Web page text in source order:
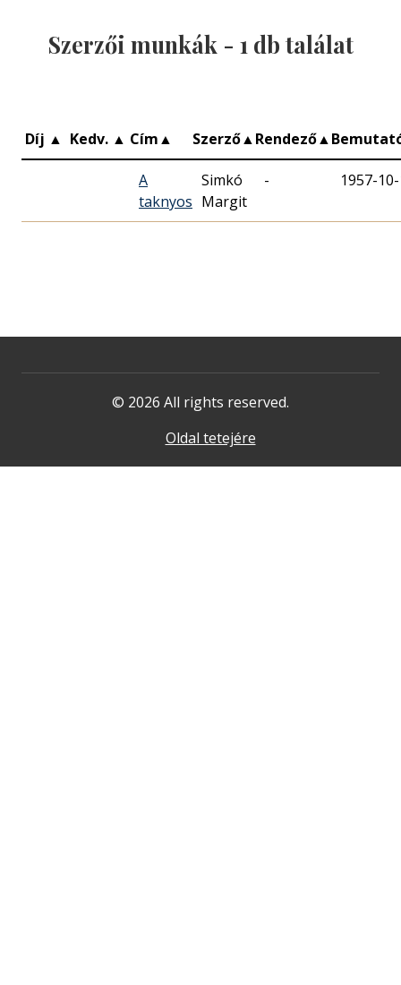
Szerzői munkák - 1 db találat
Díj ▲ Kedv. ▲ Cím▲ Szerző▲Rendező▲
A
taknyos
Simkó
Margit
- 1957-
© 2026 All rights reserved.
Oldal tetejére